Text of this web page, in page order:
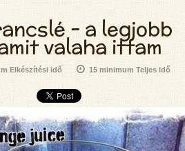
- a legjobb
valaha ittam
Elkészítési idő 15 minimum Teljes idő